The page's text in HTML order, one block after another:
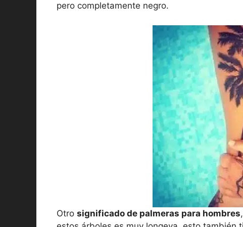
pero completamente negro.
Otro significado de palmeras para hombres